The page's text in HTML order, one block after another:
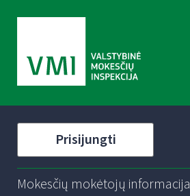
Prisijungti
Mokesčių mokėtojų informacija